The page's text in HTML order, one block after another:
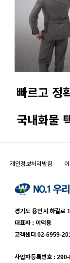
빠르고 정
국내화물
개인정보처리방침
경기도 용인시 하갈로
대표자 : 이덕용
고객센터 02-6959-
사업자등록번호 :